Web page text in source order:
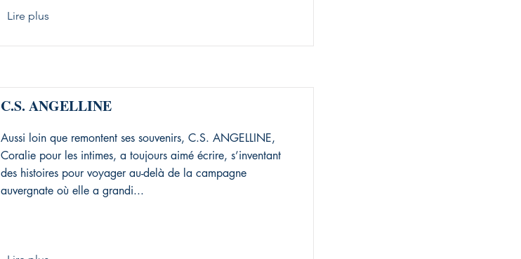
Lire plus
C.S. ANGELLINE
Aussi loin que remontent ses souvenirs, C.S. ANGELLINE,
Coralie pour les intimes, a toujours aimé écrire, s’inventant
des histoires pour voyager au-delà de la campagne
auvergnate où elle a grandi...